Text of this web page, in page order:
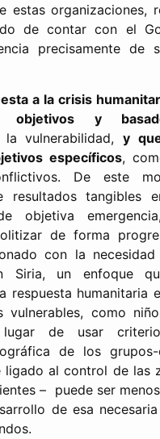
estas organizaciones,
de contar con el
precisamente de
a la crisis
objetivos y
vulnerabilidad, y
específicos,
De este
resultados tangibles
objetiva
de forma
con la
Siria, un enfoque
respuesta humanitaria
vulnerables, como
lugar de usar
de los
ligado al control de las
– puede ser
de esa